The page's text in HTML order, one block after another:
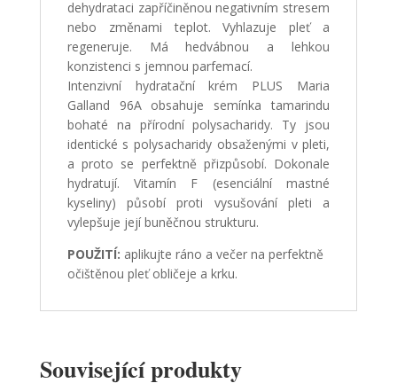
dehydrataci zapříčiněnou negativním stresem
nebo změnami teplot. Vyhlazuje pleť a
regeneruje. Má hedvábnou a lehkou
konzistenci s jemnou parfemací.
Intenzivní hydratační krém PLUS Maria
Galland 96A obsahuje semínka tamarindu
bohaté na přírodní polysacharidy. Ty jsou
identické s polysacharidy obsaženými v pleti,
a proto se perfektně přizpůsobí. Dokonale
hydratují. Vitamín F (esenciální mastné
kyseliny) působí proti vysušování pleti a
vylepšuje její buněčnou strukturu.
POUŽITÍ: aplikujte ráno a večer na perfektně
očištěnou pleť obličeje a krku.
Související produkty